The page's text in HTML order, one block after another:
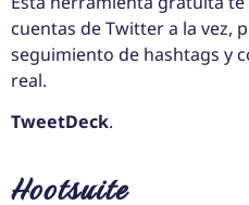
cuentas de Twitter a la vez,
seguimiento de hashtags y
real.
TweetDeck.
Hootsuite